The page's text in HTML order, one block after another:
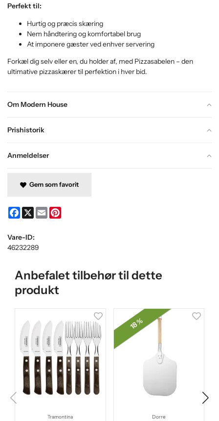
Om Modern House
Prishistorik
Anmeldelser
Perfekt til:
Hurtig og præcis skæring
Nem håndtering og komfortabel brug
At imponere gæster ved enhver servering
Forkæl dig selv eller en, du holder af, med Pizzasabelen – den
ultimative pizzaskærer til perfektion i hver bid.
Gem som favorit
Facebook
X Email
Vare-ID:
46232289
Anbefalet tilbehør til dette
produkt
Tramontina
18 %
Dorre